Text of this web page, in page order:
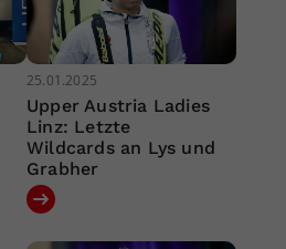
25.01.2025
Upper Austria Ladies
Linz: Letzte
Wildcards an Lys und
Grabher